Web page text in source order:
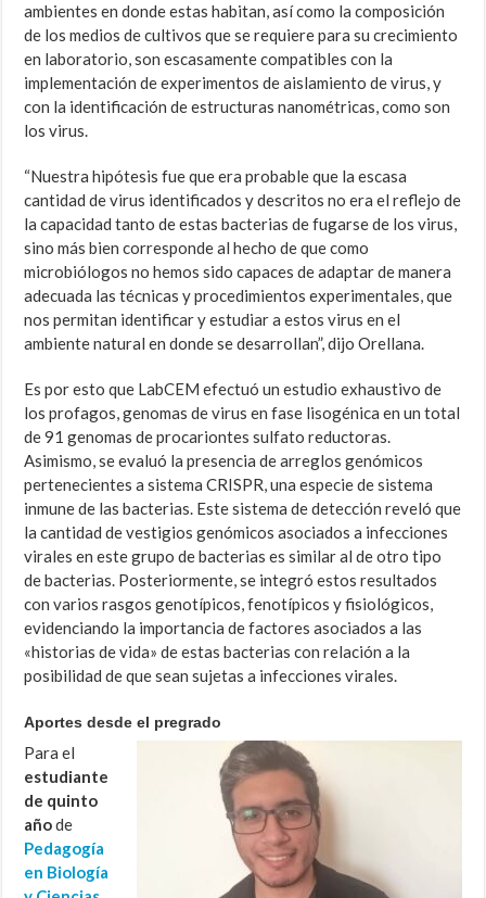
ambientes en donde estas habitan, así como la composición
de los medios de cultivos que se requiere para su crecimiento
en laboratorio, son escasamente compatibles con la
implementación de experimentos de aislamiento de virus, y
con la identificación de estructuras nanométricas, como son
los virus.
“Nuestra hipótesis fue que era probable que la escasa
cantidad de virus identificados y descritos no era el reflejo de
la capacidad tanto de estas bacterias de fugarse de los virus,
sino más bien corresponde al hecho de que como
microbiólogos no hemos sido capaces de adaptar de manera
adecuada las técnicas y procedimientos experimentales, que
nos permitan identificar y estudiar a estos virus en el
ambiente natural en donde se desarrollan”, dijo Orellana.
Es por esto que LabCEM efectuó un estudio exhaustivo de
los profagos, genomas de virus en fase lisogénica en un total
de 91 genomas de procariontes sulfato reductoras.
Asimismo, se evaluó la presencia de arreglos genómicos
pertenecientes a sistema CRISPR, una especie de sistema
inmune de las bacterias. Este sistema de detección reveló que
la cantidad de vestigios genómicos asociados a infecciones
virales en este grupo de bacterias es similar al de otro tipo
de bacterias. Posteriormente, se integró estos resultados
con varios rasgos genotípicos, fenotípicos y fisiológicos,
evidenciando la importancia de factores asociados a las
«historias de vida» de estas bacterias con relación a la
posibilidad de que sean sujetas a infecciones virales.
Aportes desde el pregrado
Para el
estudiante
de quinto
añode
Pedagogía
en Biología